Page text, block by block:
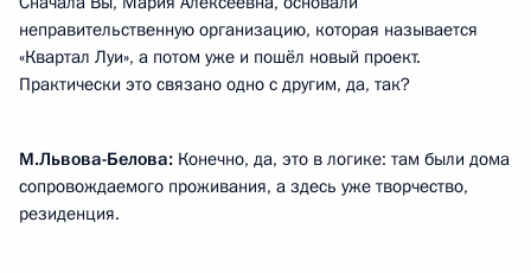
неправительственную организацию, которая называется
«Квартал Луи», а потом уже и пошёл новый проект.
Практически это связано одно с другим, да, так?
М.Львова-Белова: Конечно, да, это в логике: там были дома
сопровождаемого проживания, а здесь уже творчество,
резиденция.